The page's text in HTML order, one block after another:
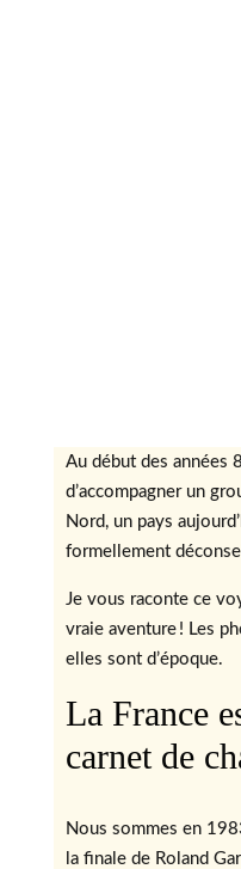
Au début des années
d’accompagner un
Nord, un pays
formellement
Je vous raconte ce
vraie aventure ! Les
elles sont d’époque.
La France
carnet de
Nous sommes en
la finale de Roland